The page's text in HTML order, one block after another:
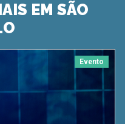
EM SÃO
Evento